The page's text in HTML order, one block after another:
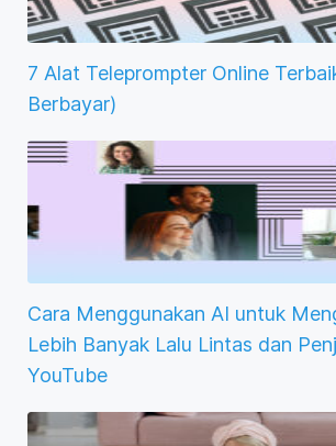
7 Alat Teleprompter Online
Berbayar)
Cara Menggunakan AI untuk
Lebih Banyak Lalu Lintas dan
YouTube